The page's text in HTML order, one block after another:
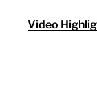
Video